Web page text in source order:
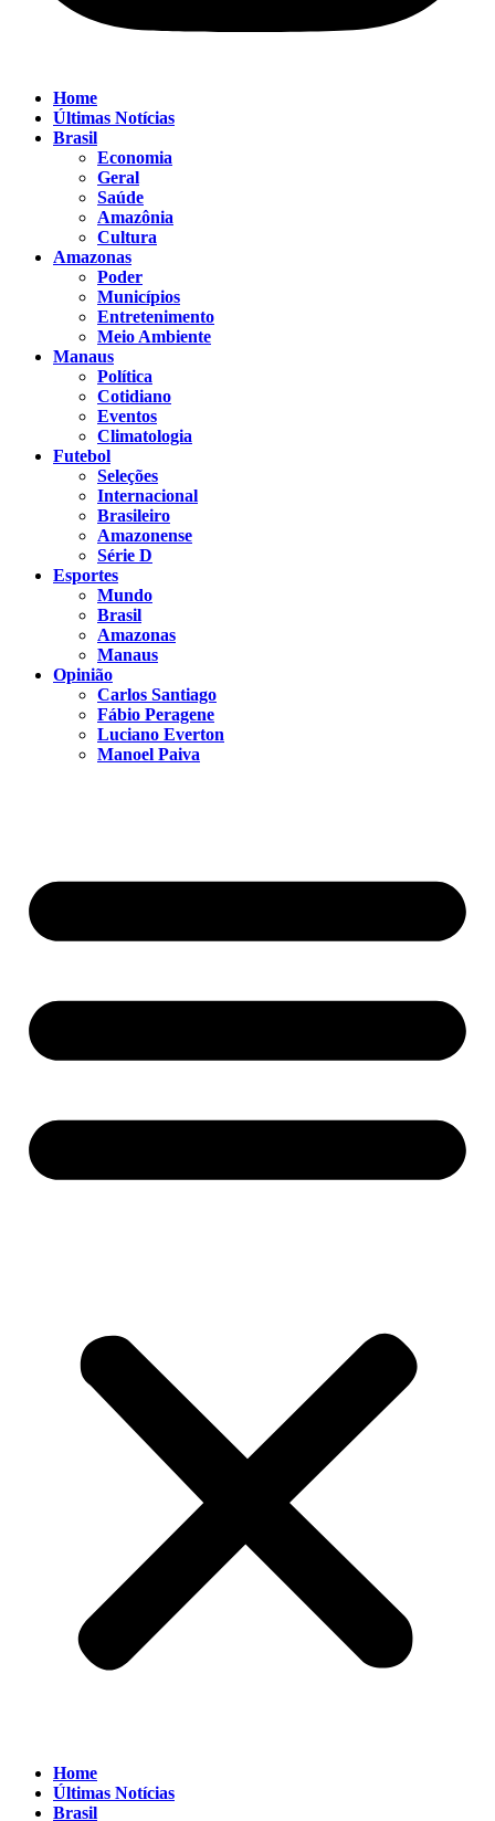
Home
Últimas Notícias
Brasil
Economia
Geral
Saúde
Amazônia
Cultura
Amazonas
Poder
Municípios
Entretenimento
Meio Ambiente
Manaus
Política
Cotidiano
Eventos
Climatologia
Futebol
Seleções
Internacional
Brasileiro
Amazonense
Série D
Esportes
Mundo
Brasil
Amazonas
Manaus
Opinião
Carlos Santiago
Fábio Peragene
Luciano Everton
Manoel Paiva
Home
Últimas Notícias
Brasil